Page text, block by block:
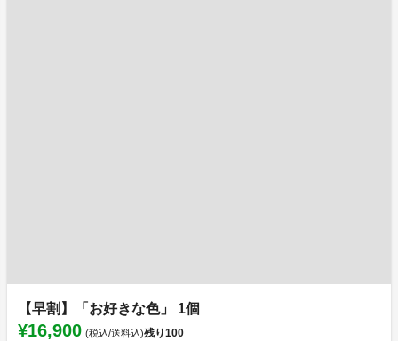
【早割】「お好きな色」 1個
¥16,900 (税込/送料込)残り100